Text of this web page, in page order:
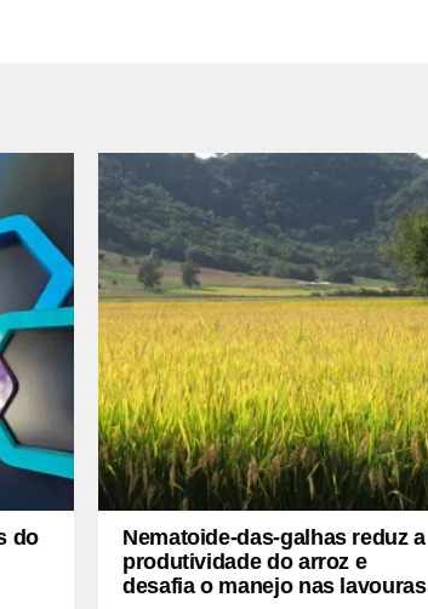
do
Nematoide-das-galhas reduz a
produtividade do arroz e
desafia o manejo nas lavouras